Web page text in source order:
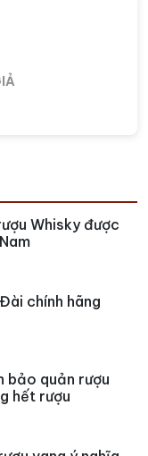
Whisky được
chính hãng
bảo quản rượu
hết rượu